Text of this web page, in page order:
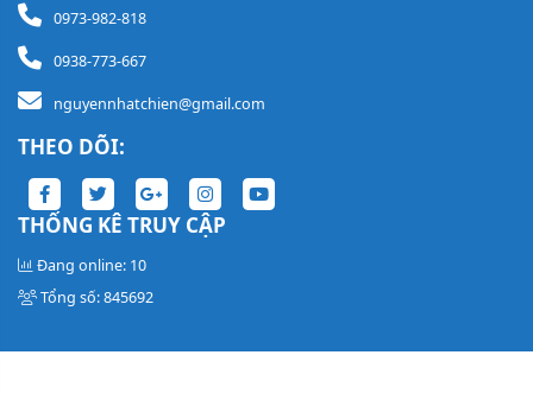
0973-982-818
0938-773-667
nguyennhatchien@gmail.com
THEO DÕI:
THỐNG KÊ TRUY CẬP
Đang online: 10
Tổng số: 845692